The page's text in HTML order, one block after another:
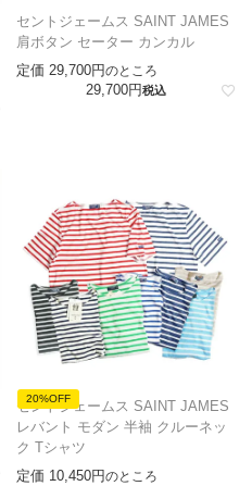
セントジェームス SAINT JAMES
肩ボタン セーター カンカル
定価 29,700 のところ
29,700 税込
20%OFF
セントジェームス SAINT JAMES
レバント モダン 半袖 クルーネッ
ク Tシャツ
定価 10,450 のところ